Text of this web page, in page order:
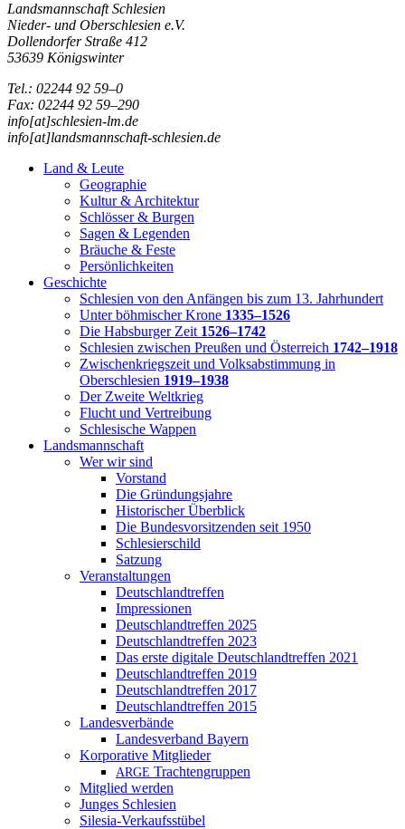
Landsmannschaft Schlesien
Nieder- und Oberschlesien e.V.
Dollendorfer Straße 412
53639 Königswinter
Tel.: 02244 92 59–0
Fax: 02244 92 59–290
info[at]schlesien-lm.de
info[at]landsmannschaft-schlesien.de
Land & Leute
Geographie
Kultur & Architektur
Schlösser & Burgen
Sagen & Legenden
Bräuche & Feste
Persönlichkeiten
Geschichte
Schlesien von den Anfängen bis zum 13. Jahrhundert
Unter böhmischer Krone 1335–1526
Die Habsburger Zeit 1526–1742
Schlesien zwischen Preußen und Österreich 1742–1918
Zwischenkriegszeit und Volksabstimmung in
Oberschlesien 1919–1938
Der Zweite Weltkrieg
Flucht und Vertreibung
Schlesische Wappen
Landsmannschaft
Wer wir sind
Vorstand
Die Gründungsjahre
Historischer Überblick
Die Bundesvorsitzenden seit 1950
Schlesierschild
Satzung
Veranstaltungen
Deutschlandtreffen
Impressionen
Deutschlandtreffen 2025
Deutschlandtreffen 2023
Das erste digitale Deutschlandtreffen 2021
Deutschlandtreffen 2019
Deutschlandtreffen 2017
Deutschlandtreffen 2015
Landesverbände
Landesverband Bayern
Korporative Mitglieder
ARGE Trachtengruppen
Mitglied werden
Junges Schlesien
Silesia-Verkaufsstübel